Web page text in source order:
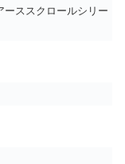
ーススクロールシリー